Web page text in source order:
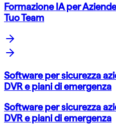
Formazione IA per
Tuo Team
Software per sicurezza
DVR e piani di emergenza
Software per sicurezza
DVR e piani di emergenza